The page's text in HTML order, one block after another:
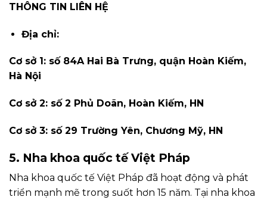
THÔNG TIN LIÊN HỆ
Địa chỉ:
Cơ sở 1: số 84A Hai Bà Trưng, quận Hoàn Kiếm,
Hà Nội
Cơ sở 2: số 2 Phủ Doãn, Hoàn Kiếm, HN
Cơ sở 3: số 29 Trường Yên, Chương Mỹ, HN
5. Nha khoa quốc tế Việt Pháp
Nha khoa quốc tế Việt Pháp đã hoạt động và phát
triển mạnh mẽ trong suốt hơn 15 năm. Tại nha khoa